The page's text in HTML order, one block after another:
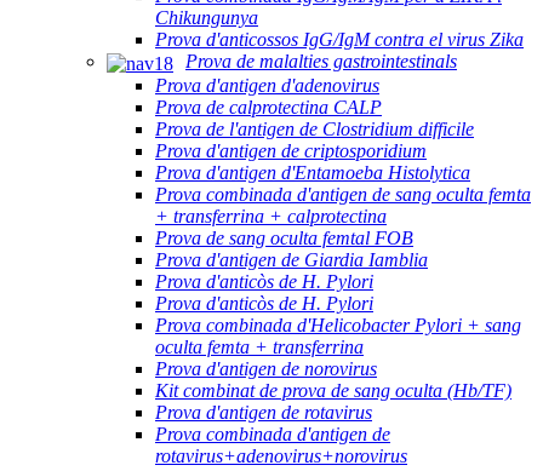
Chikungunya
Prova d'anticossos IgG/IgM contra el virus Zika
Prova de malalties gastrointestinals
Prova d'antigen d'adenovirus
Prova de calprotectina CALP
Prova de l'antigen de Clostridium difficile
Prova d'antigen de criptosporidium
Prova d'antigen d'Entamoeba Histolytica
Prova combinada d'antigen de sang oculta femta
+ transferrina + calprotectina
Prova de sang oculta femtal FOB
Prova d'antigen de Giardia Iamblia
Prova d'anticòs de H. Pylori
Prova d'anticòs de H. Pylori
Prova combinada d'Helicobacter Pylori + sang
oculta femta + transferrina
Prova d'antigen de norovirus
Kit combinat de prova de sang oculta (Hb/TF)
Prova d'antigen de rotavirus
Prova combinada d'antigen de
rotavirus+adenovirus+norovirus